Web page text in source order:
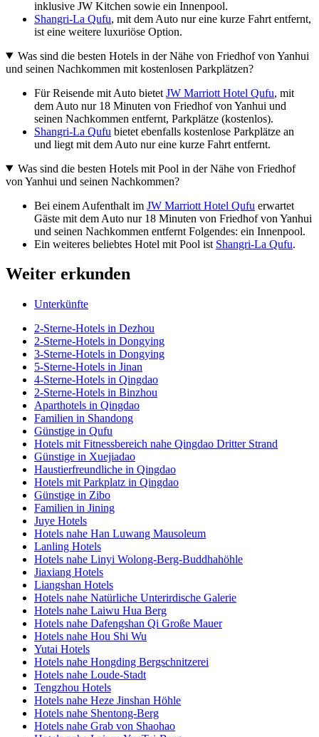
inklusive JW Kitchen sowie ein Innenpool.
Shangri-La Qufu, mit dem Auto nur eine kurze Fahrt entfernt,
ist eine weitere luxuriöse Option.
Was sind die besten Hotels in der Nähe von Friedhof von Yanhui
und seinen Nachkommen mit kostenlosen Parkplätzen?
Für Reisende mit Auto bietet JW Marriott Hotel Qufu, mit
dem Auto nur 18 Minuten von Friedhof von Yanhui und
seinen Nachkommen entfernt, Parkplätze (kostenlos).
Shangri-La Qufu bietet ebenfalls kostenlose Parkplätze an
und liegt mit dem Auto nur eine kurze Fahrt entfernt.
Was sind die besten Hotels mit Pool in der Nähe von Friedhof
von Yanhui und seinen Nachkommen?
Bei einem Aufenthalt im JW Marriott Hotel Qufu erwartet
Gäste mit dem Auto nur 18 Minuten von Friedhof von Yanhui
und seinen Nachkommen entfernt Folgendes: ein Innenpool.
Ein weiteres beliebtes Hotel mit Pool ist Shangri-La Qufu.
Weiter erkunden
Unterkünfte
2-Sterne-Hotels in Dezhou
2-Sterne-Hotels in Dongying
3-Sterne-Hotels in Dongying
5-Sterne-Hotels in Jinan
4-Sterne-Hotels in Qingdao
2-Sterne-Hotels in Binzhou
Aparthotels in Qingdao
Familien in Shandong
Günstige in Qufu
Hotels mit Fitnessbereich nahe Qingdao Dritter Strand
Günstige in Xuejiadao
Haustierfreundliche in Qingdao
Hotels mit Parkplatz in Qingdao
Günstige in Zibo
Familien in Jining
Juye Hotels
Hotels nahe Han Luwang Mausoleum
Lanling Hotels
Hotels nahe Linyi Wolong-Berg-Buddhahöhle
Jiaxiang Hotels
Liangshan Hotels
Hotels nahe Natürliche Unterirdische Galerie
Hotels nahe Laiwu Hua Berg
Hotels nahe Dafengshan Qi Große Mauer
Hotels nahe Hou Shi Wu
Yutai Hotels
Hotels nahe Hongding Bergschnitzerei
Hotels nahe Loude-Stadt
Tengzhou Hotels
Hotels nahe Heze Jinshan Höhle
Hotels nahe Shentong-Berg
Hotels nahe Grab von Shaohao